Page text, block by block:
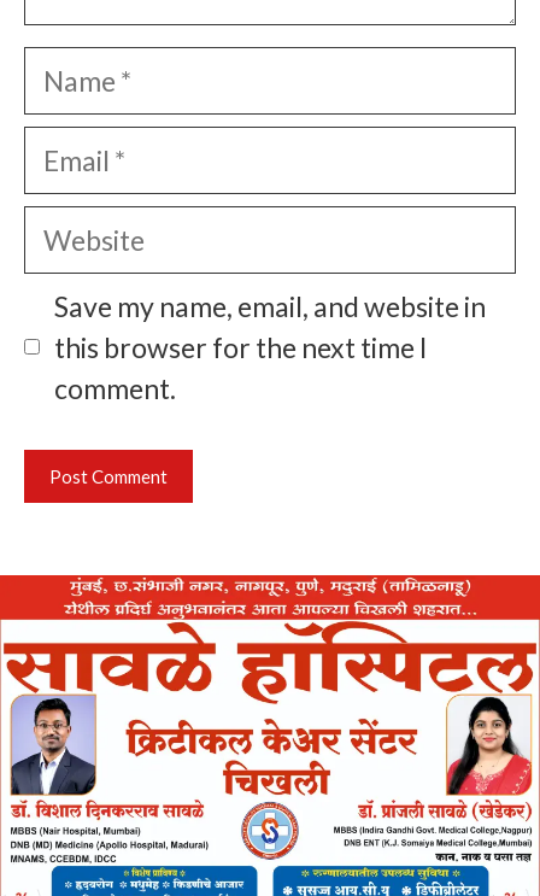
Name
Email
Website
Save my name, email, and website in
this browser for the next time I
comment.